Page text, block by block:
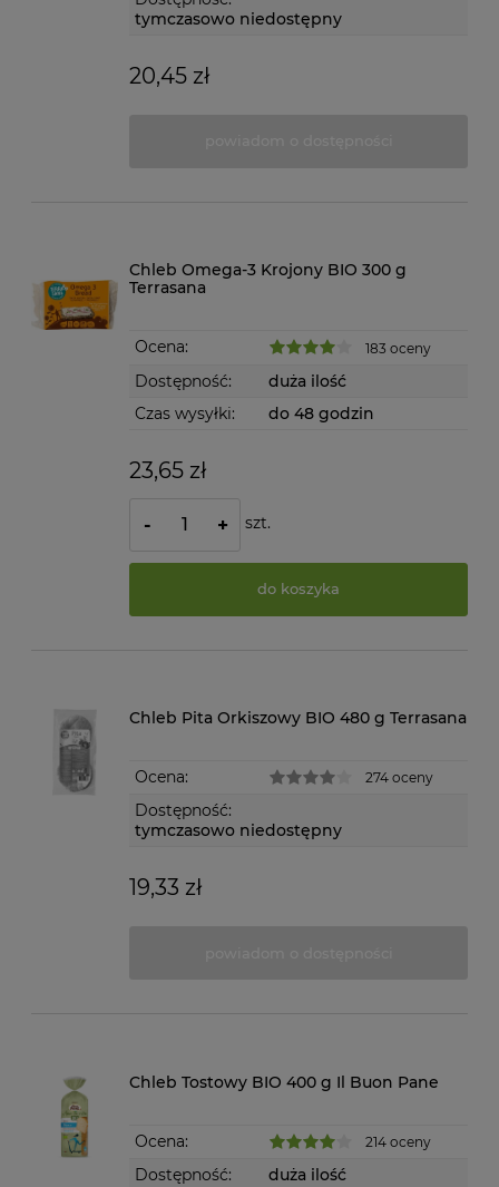
tymczasowo niedostępny
20,45 zł
Chleb Omega-3 Krojony BIO 300 g
Terrasana
Ocena: 183 oceny
Dostępność:
duża ilość
Czas wysyłki:
do 48 godzin
23,65 zł
- + szt.
do koszyka
Chleb Pita Orkiszowy BIO 480 g Terrasana
Ocena: 274 oceny
Dostępność:
tymczasowo niedostępny
19,33 zł
Chleb Tostowy BIO 400 g Il Buon Pane
Ocena: 214 oceny
Dostępność:
duża ilość